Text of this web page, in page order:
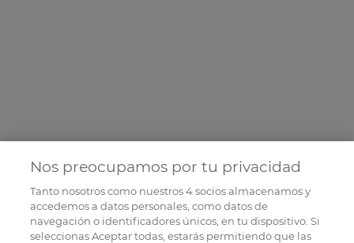
Nos preocupamos por tu privacidad
Tanto nosotros como nuestros4socios almacenamos y
accedemos a datos personales, como datos de
navegación o identificadores únicos, en tu dispositivo. Si
seleccionas Aceptar todas, estarás permitiendo que las